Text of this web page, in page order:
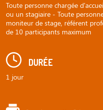
Toute personne chargée
ou un stagiaire - Toute
moniteur de stage, référent
de 10 participants maximum
DURÉE
1 jour